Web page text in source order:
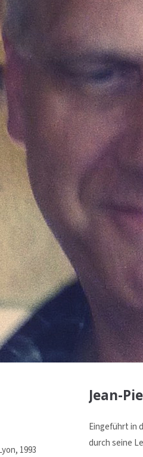
1993
Jean-
Eingeführt in
durch seine